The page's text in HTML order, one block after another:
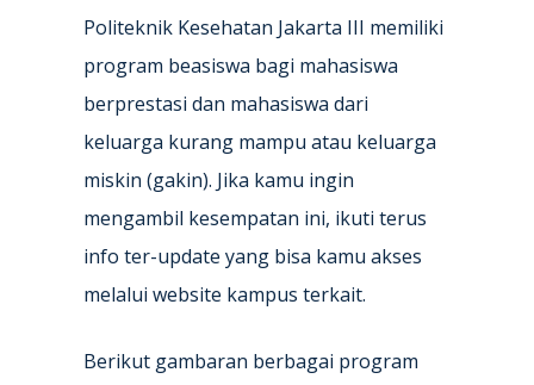
Politeknik Kesehatan Jakarta III memiliki
program beasiswa bagi mahasiswa
berprestasi dan mahasiswa dari
keluarga kurang mampu atau keluarga
miskin (gakin). Jika kamu ingin
mengambil kesempatan ini, ikuti terus
info ter-update yang bisa kamu akses
melalui website kampus terkait.
Berikut gambaran berbagai program